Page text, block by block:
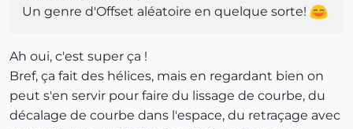
Un genre d'Offset aléatoire en quelque sorte!
Ah oui, c'est super ça !
Bref, ça fait des hélices, mais en regardant bien on
peut s'en servir pour faire du lissage de courbe, du
décalage de courbe dans l'espace, du retraçage avec